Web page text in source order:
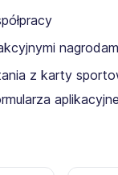
z karty